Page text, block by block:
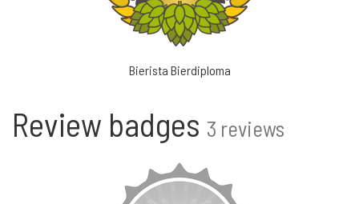
Bierista Bierdiploma
Review badges 3 reviews